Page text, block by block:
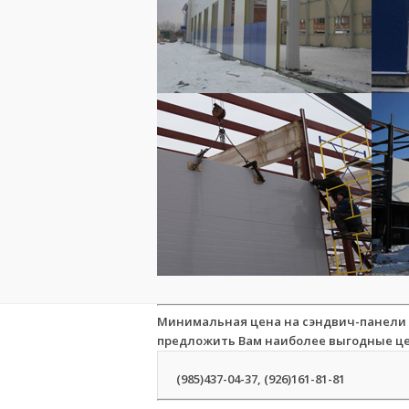
сэндвич-панели
Эти свойства позволяют снизить издержки эксплуатации объекта и
Удобство крепления к несущим конструкциям делаютстеновые
Минимальная цена на сэндвич-панели
предложить Вам наиболее выгодные
(985)437-04-37, (926)161-81-81